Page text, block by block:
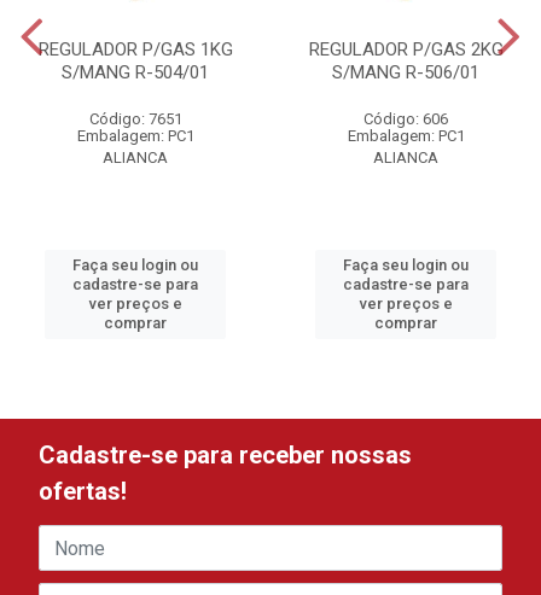
REGULADOR P/GAS 1KG
S/MANG R-504/01
Código: 7651
Embalagem: PC1
ALIANCA
Faça seu login ou
cadastre-se para
ver preços e
comprar
REGULADOR P/GAS 2KG
S/MANG R-506/01
Código: 606
Embalagem: PC1
ALIANCA
Faça seu login ou
cadastre-se para
ver preços e
comprar
Cadastre-se para receber nossas
ofertas!